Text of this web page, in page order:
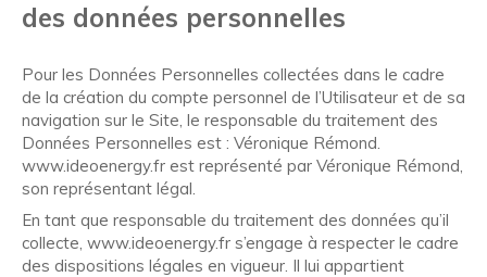
des données personnelles
Pour les Données Personnelles collectées dans le cadre
de la création du compte personnel de l’Utilisateur et de sa
navigation sur le Site, le responsable du traitement des
Données Personnelles est : Véronique Rémond.
www.ideoenergy.fr est représenté par Véronique Rémond,
son représentant légal.
En tant que responsable du traitement des données qu’il
collecte, www.ideoenergy.fr s’engage à respecter le cadre
des dispositions légales en vigueur. Il lui appartient